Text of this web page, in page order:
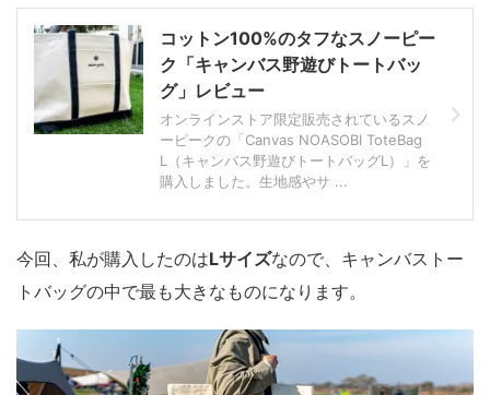
コットン100%のタフなスノーピー
ク「キャンバス野遊びトートバッ
グ」レビュー
オンラインストア限定販売されているスノ
ーピークの「Canvas NOASOBI ToteBag
L（キャンバス野遊びトートバッグL）」を
購入しました。生地感やサ ...
今回、私が購入したのはLサイズなので、 キャンバストー
トバッグの中で最も大きなものになります。